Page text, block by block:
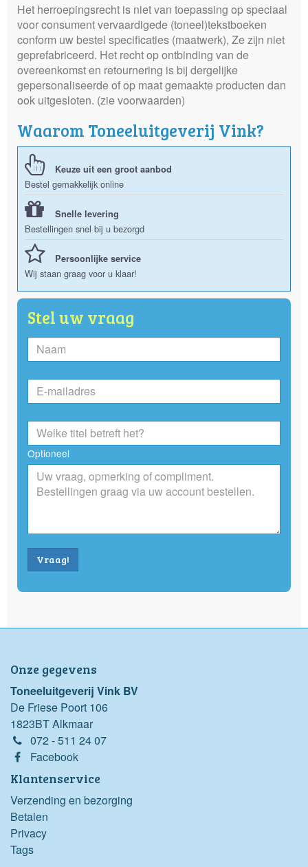
Het herroepingsrecht is niet van toepassing op speciaal
voor consument vervaardigede (toneel)tekstboeken
conform uw bestel specificaties (maatwerk), Ze zijn niet
geprefabriceerd. Het recht op ontbinding van de
overeenkomst en retournering is bij dergelijke
gepersonaliseerde of op maat gemaakte producten dan
ook uitgesloten. (zie voorwaarden)
Waarom Toneeluitgeverij Vink?
Keuze uit een groot aanbod
Bestel gemakkelijk online
Snelle levering
Bestellingen snel bij u bezorgd
Persoonlijke service
Wij staan graag voor u klaar!
Stel uw vraag
Optioneel
Vraag!
Onze gegevens
Toneeluitgeverij Vink BV
De Friese Poort 106
1823BT Alkmaar
072 - 511 24 07
Facebook
Klantenservice
Verzending en bezorging
Betalen
Privacy
Tags